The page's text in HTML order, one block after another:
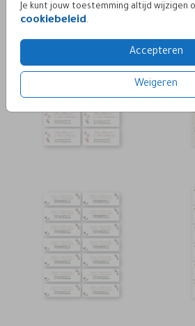
Je kunt jouw toestemming altijd wijzigen
cookiebeleid.
Accepteren
Weigeren